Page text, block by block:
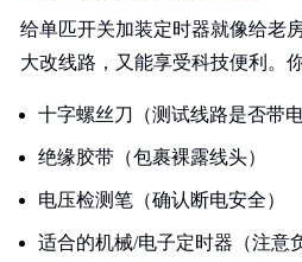
给单匹开关加装定时器就像给老
大改线路，又能享受科技便利。
十字螺丝刀（测试线路是否带电
绝缘胶带（包裹裸露线头）
电压检测笔（确认断电安全）
适合的机械/电子定时器（注意